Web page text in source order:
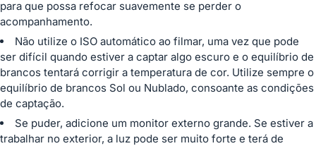
para que possa refocar suavemente se perder o
acompanhamento.
Não utilize o ISO automático ao filmar, uma vez que pode
ser difícil quando estiver a captar algo escuro e o equilíbrio de
brancos tentará corrigir a temperatura de cor. Utilize sempre o
equilíbrio de brancos Sol ou Nublado, consoante as condições
de captação.
Se puder, adicione um monitor externo grande. Se estiver a
trabalhar no exterior, a luz pode ser muito forte e terá de